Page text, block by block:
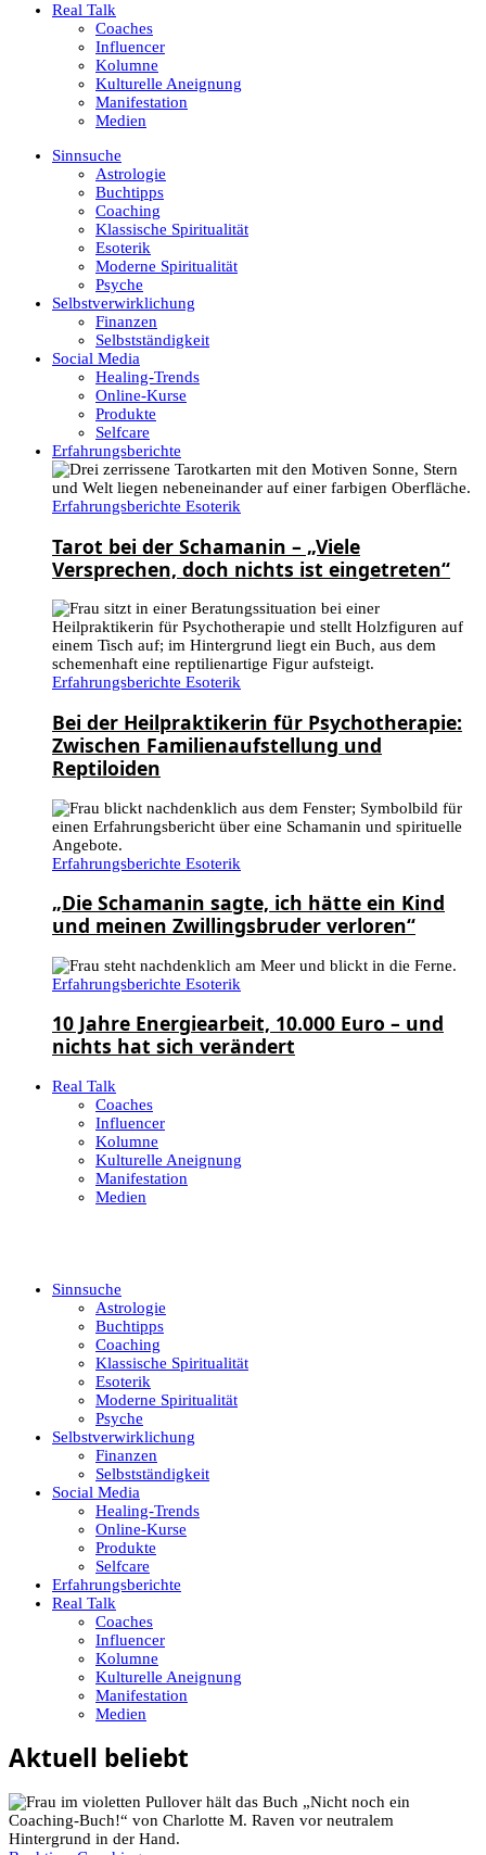
Real Talk
Coaches
Influencer
Kolumne
Kulturelle Aneignung
Manifestation
Medien
Sinnsuche
Astrologie
Buchtipps
Coaching
Klassische Spiritualität
Esoterik
Moderne Spiritualität
Psyche
Selbstverwirklichung
Finanzen
Selbstständigkeit
Social Media
Healing-Trends
Online-Kurse
Produkte
Selfcare
Erfahrungsberichte
Erfahrungsberichte Esoterik
Tarot bei der Schamanin – „Viele
Versprechen, doch nichts ist eingetreten“
Erfahrungsberichte Esoterik
Bei der Heilpraktikerin für Psychotherapie:
Zwischen Familienaufstellung und
Reptiloiden
Erfahrungsberichte Esoterik
„Die Schamanin sagte, ich hätte ein Kind
und meinen Zwillingsbruder verloren“
Erfahrungsberichte Esoterik
10 Jahre Energiearbeit, 10.000 Euro – und
nichts hat sich verändert
Real Talk
Coaches
Influencer
Kolumne
Kulturelle Aneignung
Manifestation
Medien
Sinnsuche
Astrologie
Buchtipps
Coaching
Klassische Spiritualität
Esoterik
Moderne Spiritualität
Psyche
Selbstverwirklichung
Finanzen
Selbstständigkeit
Social Media
Healing-Trends
Online-Kurse
Produkte
Selfcare
Erfahrungsberichte
Real Talk
Coaches
Influencer
Kolumne
Kulturelle Aneignung
Manifestation
Medien
Aktuell beliebt